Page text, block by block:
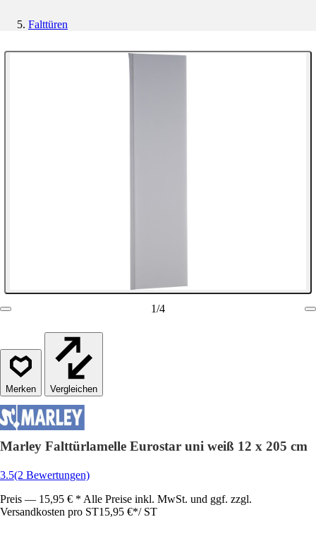
Falttüren
1/4
Vergleichen
Marley Falttürlamelle Eurostar uni weiß 12 x 205 cm
3.5(2 Bewertungen)
Preis — 15,95 € * Alle Preise inkl. MwSt. und ggf. zzgl.
Versandkosten pro ST15,95 €*/ ST